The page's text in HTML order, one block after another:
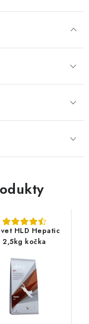
HLD Hepatic
2,5kg kočka